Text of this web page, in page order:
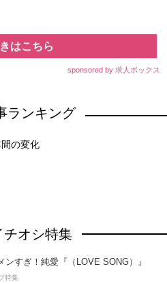
はこちら
sponsored by 求人ボックス
ランキング
の変化
チオシ特集
ンすぎ！純愛『（LOVE SONG）』
特集